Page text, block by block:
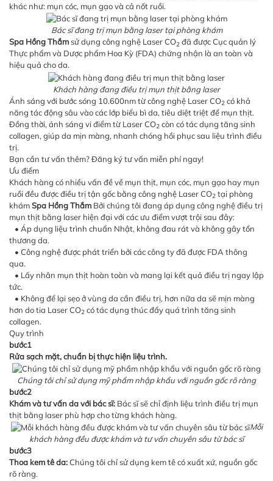
khác như: mụn cóc, mụn gạo và cả nốt ruồi.
Bác sĩ đang trị mụn bằng laser tại phòng khám
Spa Hồng Thắmsử dụng công nghệ Laser CO2 đã được Cục quản lý
Thực phẩm và Dược phẩm Hoa Kỳ (FDA) chứng nhận là an toàn và
hiệu quả cho da.
Khách hàng đang điều trị mụn thịt bằng laser
Ánh sáng với bước sóng 10.600nm từ công nghệ Laser CO2 có khả
năng tác động sâu vào các lớp biểu bì da, tiêu diệt triệt để mụn thịt.
Đồng thời, ánh sáng vi điểm từ Laser CO2 còn có tác dụng tăng sinh
collagen, giúp da mịn màng, nhanh chóng hồi phục sau liệu trình điều
trị.
Bạn cần tư vấn thêm? Đăng ký tư vấn miễn phí ngay!
Ưu điểm
Khách hàng có nhiều vấn đề về mụn thịt, mụn cóc, mụn gạo hay mụn
ruồi đều được điều trị tận gốc bằng công nghệ Laser CO2 tại phòng
khámSpa Hồng Thắm Bởi chúng tôi đang áp dụng công nghệ điều trị
mụn thịt bằng laser hiện đại với các ưu điểm vượt trội sau đây:
• Áp dụng liệu trình chuẩn Nhật, không đau rát và không gây tổn
thương da.
• Công nghệ được phát triển bởi các công ty đã được FDA thông
qua.
• Lấy nhân mụn thịt hoàn toàn và mang lại kết quả điều trị ngay lập
tức.
• Không để lại sẹo ở vùng da cần điều trị, hơn nữa da sẽ mịn màng
hơn do tia Laser CO2 có tác dụng thúc đẩy quá trình tăng sinh
collagen.
Quy trình
bước1
Rửa sạch mặt, chuẩn bị thực hiện liệu trình.
Chúng tôi chỉ sử dụng mỹ phẩm nhập khẩu với nguồn gốc rõ ràng
bước2
Khám và tư vấn da với bác sĩ: Bác sĩ sẽ chỉ định liệu trình điều trị mụn
thịt bằng laser phù hợp cho từng khách hàng.
Mỗi
khách hàng đều được khám và tư vấn chuyên sâu từ bác sĩ
bước3
Thoa kem tê da:Chúng tôi chỉ sử dụng kem tê có xuất xứ, nguồn gốc
rõ ràng.